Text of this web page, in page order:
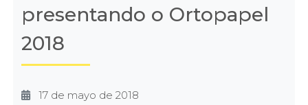
presentando o Ortopapel
2018
17 de mayo de 2018